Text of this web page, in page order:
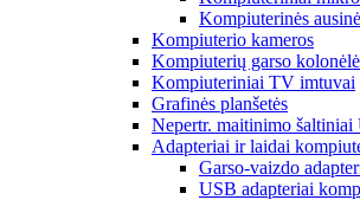
Kompiuterinės
Kompiuterio kameros
Kompiuterių garso
Kompiuteriniai TV imtuvai
Grafinės planšetės
Nepertr. maitinimo šaltiniai
Adapteriai ir laidai
Garso-vaizdo
USB adapteriai